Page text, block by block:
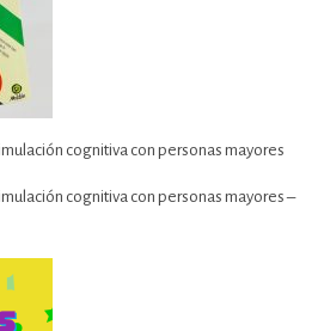
cognitiva con personas mayores
cognitiva con personas mayores –